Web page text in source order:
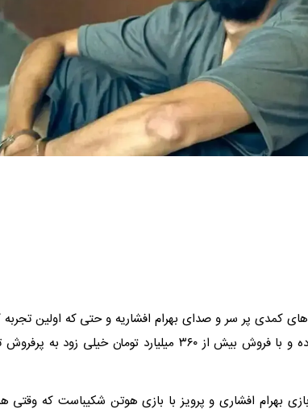
کمدی پر سر و صدای بهرام افشاریه و حتی که اولین تجربه
این بازیگر رو هم در سینما رقم زده و با فروش بیش از ۳۶۰ میلیارد تومان خیلی
بهرام افشاری و پرویز با بازی هوتن شکیباست که وقتی